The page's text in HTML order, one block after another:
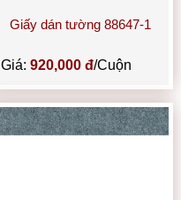
Giấy dán tường 88647-1
Giá: 920,000 đ/Cuộn